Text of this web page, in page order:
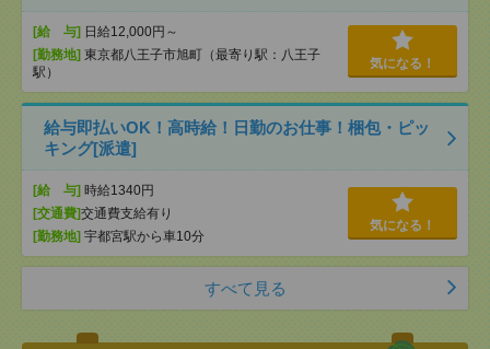
[給 与] 日給12,000円～
[勤務地] 東京都八王子市旭町（最寄り駅：八王子
駅）
気になる！
給与即払いOK！高時給！日勤のお仕事！梱包・ピッ
キング[派遣]
[給 与] 時給1340円
[交通費]交通費支給有り
[勤務地] 宇都宮駅から車10分
気になる！
すべて見る